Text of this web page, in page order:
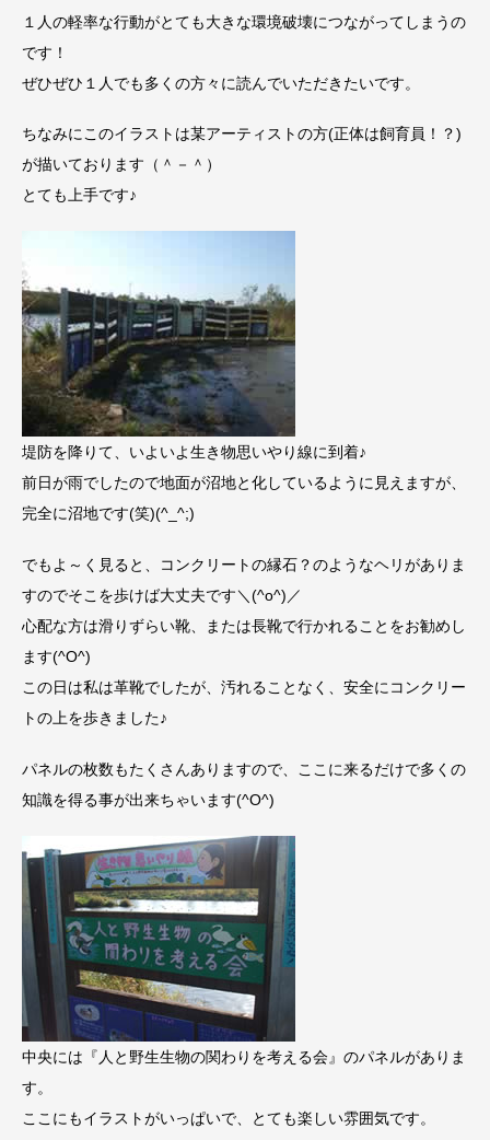
１人の軽率な行動がとても大きな環境破壊につながってしまうの
です！
ぜひぜひ１人でも多くの方々に読んでいただきたいです。
ちなみにこのイラストは某アーティストの方(正体は飼育員！？)
が描いております（＾－＾）
とても上手です♪
堤防を降りて、いよいよ生き物思いやり線に到着♪
前日が雨でしたので地面が沼地と化しているように見えますが、
完全に沼地です(笑)(^_^;)
でもよ～く見ると、コンクリートの縁石？のようなヘリがありま
すのでそこを歩けば大丈夫です＼(^o^)／
心配な方は滑りずらい靴、または長靴で行かれることをお勧めし
ます(^O^)
この日は私は革靴でしたが、汚れることなく、安全にコンクリー
トの上を歩きました♪
パネルの枚数もたくさんありますので、ここに来るだけで多くの
知識を得る事が出来ちゃいます(^O^)
中央には『人と野生生物の関わりを考える会』のパネルがありま
す。
ここにもイラストがいっぱいで、とても楽しい雰囲気です。